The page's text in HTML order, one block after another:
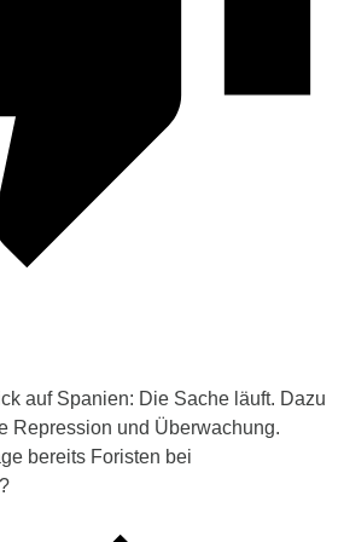
auf Spanien: Die Sache läuft. Dazu
Repression und Überwachung.
bereits Foristen bei